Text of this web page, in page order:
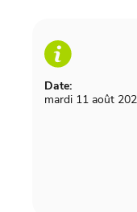
Date:
mardi 11 août